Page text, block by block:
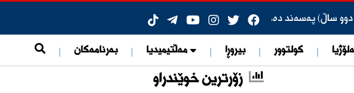
ساڵ) پەسەند دەکات
کولتوور بیروڕا مەڵتیمیدیا بەرنامەکان
زۆرترین خوێندراو